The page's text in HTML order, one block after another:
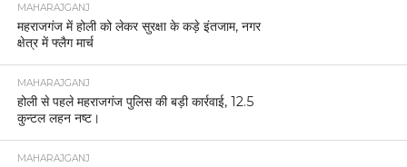
MAHARAJGANJ
महराजगंज में होली को लेकर सुरक्षा के कड़े इंतजाम, नगर
क्षेत्र में फ्लैग मार्च
MAHARAJGANJ
होली से पहले महराजगंज पुलिस की बड़ी कार्रवाई, 12.5
कुन्टल लहन नष्ट।